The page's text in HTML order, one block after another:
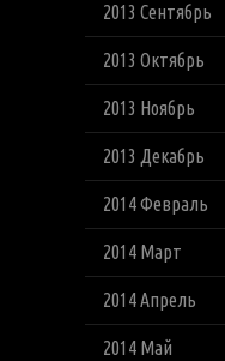
2013 Сентябрь
2013 Октябрь
2013 Ноябрь
2013 Декабрь
2014 Февраль
2014 Март
2014 Апрель
2014 Май